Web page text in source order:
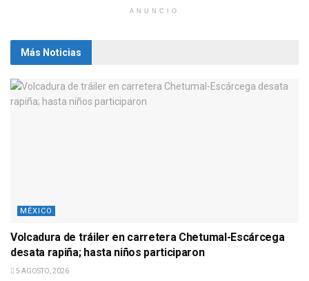
ANUNCIO
Más Noticias
MÉXICO
Volcadura de tráiler en carretera Chetumal-Escárcega
desata rapiña; hasta niños participaron
5 AGOSTO, 2026